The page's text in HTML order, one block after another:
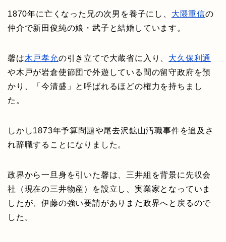
1870年に亡くなった兄の次男を養子にし、 大隈重信の
仲介で新田俊純の娘・武子と結婚しています。
馨は木戸孝允の引き立てで大蔵省に入り、 大久保利通
や木戸が岩倉使節団で外遊している間の留守政府を預
かり、「今清盛」と呼ばれるほどの権力を持ちまし
た。
しかし1873年予算問題や尾去沢鉱山汚職事件を追及さ
れ辞職することになりました。
政界から一旦身を引いた馨は、三井組を背景に先収会
社（現在の三井物産）を設立し、実業家となっていま
したが、伊藤の強い要請がありまた政界へと戻るので
した。